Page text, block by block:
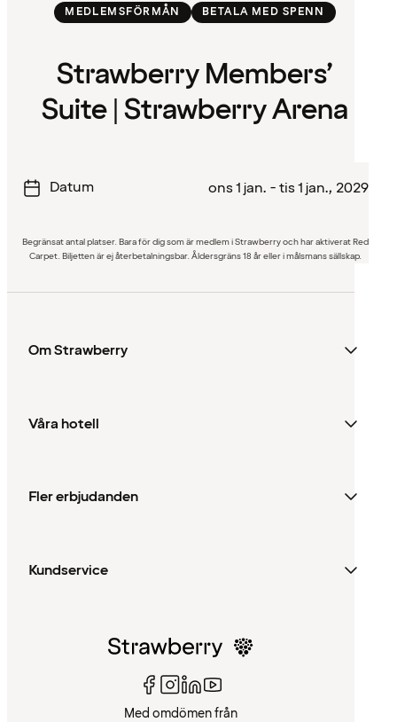
MEDLEMSFÖRMÅN BETALA MED SPENN
Strawberry Members’
Suite | Strawberry Arena
Datum ons 1 jan. - tis 1 jan., 2029
Begränsat antal platser. Bara för dig som är medlem i Strawberry och har aktiverat Red
Carpet. Biljetten är ej återbetalningsbar. Åldersgräns 18 år eller i målsmans sällskap.
Om Strawberry
Våra hotell
Fler erbjudanden
Kundservice
Med omdömen från